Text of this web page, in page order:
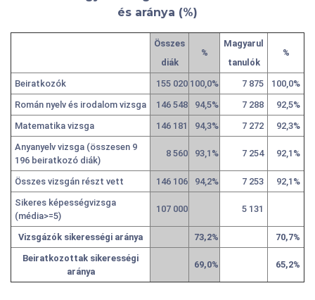
és aránya (%)
Összes
diák
%
Magyarul
tanulók
%
Beiratkozók 155 020 100,0% 7 875
100,0%
Román nyelv és irodalom vizsga
146 548 94,5% 7 288
92,5%
Matematika vizsga
146 181 94,3% 7 272
92,3%
Anyanyelv vizsga (összesen 9
196 beiratkozó diák)
8 560 93,1% 7 254 92,1%
Összes vizsgán részt vett 146 106 94,2% 7 253
92,1%
Sikeres képességvizsga
(média>=5)
107 000 5 131
Vizsgázók sikerességi aránya 73,2%
70,7%
Beiratkozottak sikerességi
aránya
69,0% 65,2%